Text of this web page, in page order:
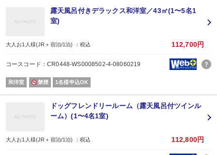
露天風呂付きデラックス和洋室／43㎡(1〜5名1
室)
大人お1人様(JR＋宿泊/1泊) ：税込 112,700円
コースコード：CR0448-WS0008502-4-08060219
和洋室 禁煙 1名様申込OK
ドッグフレンドリールーム（露天風呂付ツインル
ーム）(1〜4名1室)
大人お1人様(JR＋宿泊/1泊) ：税込 112,800円